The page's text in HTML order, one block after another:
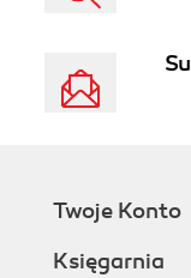
Twoje Konto
Księgarnia